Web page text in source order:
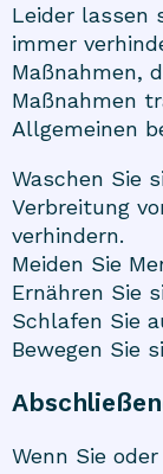
Leider lassen
immer
Maßnahmen,
Maßnahmen
Allgemeinen
Waschen Sie
Verbreitung
verhindern.
Meiden Sie
Ernähren Sie
Schlafen Sie
Bewegen Sie
Wenn Sie